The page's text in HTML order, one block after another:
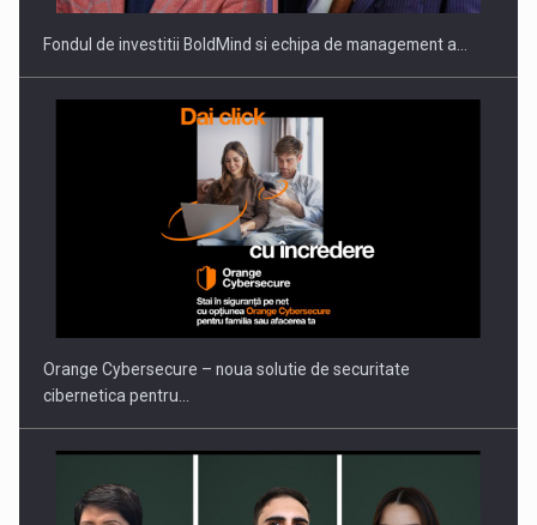
PUTTING ROMANIAN CORPORATE COMPANIES ON THE
INTERNATIONAL BUSINESS SCENE
Fondul de investitii BoldMind si echipa de management a…
Orange Cybersecure – noua solutie de securitate
cibernetica pentru…